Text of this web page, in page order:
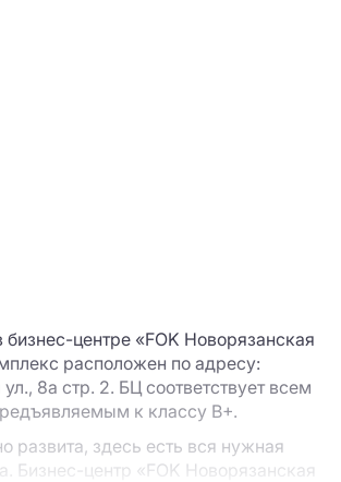
центре «FOK Новорязанская
расположен по адресу:
8а стр. 2. БЦ соответствует всем
к классу B+.
развита, здесь есть вся нужная
Бизнес-центр «FOK Новорязанская